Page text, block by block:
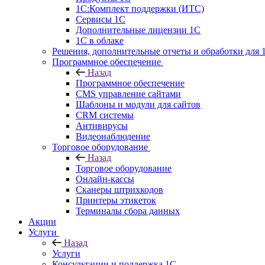
1С:Комплект поддержки (ИТС)
Сервисы 1С
Дополнительные лицензии 1С
1С в облаке
Решения, дополнительные отчеты и обработки для
Программное обеспечение
Назад
Программное обеспечение
CMS управление сайтами
Шаблоны и модули для сайтов
CRM системы
Антивирусы
Видеонаблюдение
Торговое оборудование
Назад
Торговое оборудование
Онлайн-кассы
Сканеры штрихкодов
Принтеры этикеток
Терминалы сбора данных
Акции
Услуги
Назад
Услуги